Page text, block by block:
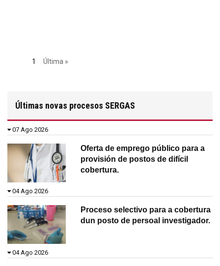
1 Última »
Últimas novas procesos SERGAS
07 Ago 2026
Oferta de emprego público para a
provisión de postos de difícil
cobertura.
04 Ago 2026
Proceso selectivo para a cobertura
dun posto de persoal investigador.
04 Ago 2026